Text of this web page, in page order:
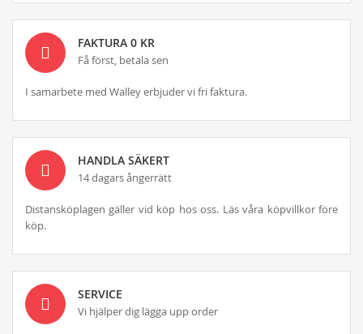
FAKTURA 0 KR
Få först, betala sen
I samarbete med Walley erbjuder vi fri faktura.
HANDLA SÄKERT
14 dagars ångerrätt
Distansköplagen gäller vid köp hos oss. Läs våra köpvillkor före
köp.
SERVICE
Vi hjälper dig lägga upp order